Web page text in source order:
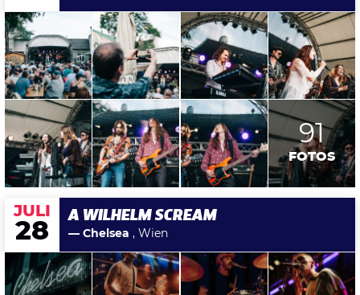
91
FOTOS
JULI
28
A WILHELM SCREAM
— Chelsea , Wien